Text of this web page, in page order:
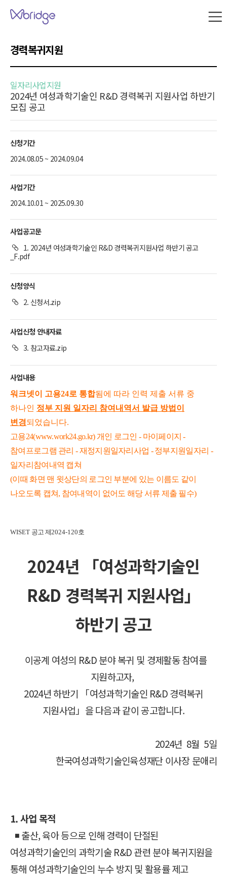
W
이
경력복귀지원
일자리사업지원
2024년 여성과학기술인 R&D 경력복귀 지원사업 하반기
모집 공고
신청기간
2024.08.05 ~ 2024.09.04
사업기간
2024.10.01 ~ 2025.09.30
사업공고문
1. 2024년 여성과학기술인 R&D 경력복귀지원사업 하반기 공고
_F.pdf
신청양식
2. 신청서.zip
사업신청 안내자료
3. 참고자료.zip
사업내용
워크넷이 고용24로 통합됨에 따라 인력 제출 서류 중
하나인 정부 지원 일자리 참여내역서 발급 방법이
변경되었습니다.
고용24(www.work24.go.kr) 개인 로그인 - 마이페이지 -
참여프로그램 관리 - 재정지원일자리사업 - 정부지원일자리 -
일자리참여내역 캡쳐
(이때 화면 맨 윗상단의 로그인 부분에 있는 이름도 같이
나오도록 캡쳐, 참여내역이 없어도 해당 서류 제출 필수)
WISET 공고 제2024-120호
2024년 「여성과학기술인
R&D 경력복귀 지원사업」
하반기 공고
이공계 여성의 R&D 분야 복귀 및 경제활동 참여를
지원하고자,
2024년 하반기 「여성과학기술인 R&D 경력복귀
지원사업」을 다음과 같이 공고합니다.
2024년 8월 5일
한국여성과학기술인육성재단 이사장 문애리
1. 사업 목적
◾ 출산, 육아 등으로 인해 경력이 단절된
여성과학기술인의 과학기술 R&D 관련 분야 복귀지원을
통해 여성과학기술인의 누수 방지 및 활용률 제고